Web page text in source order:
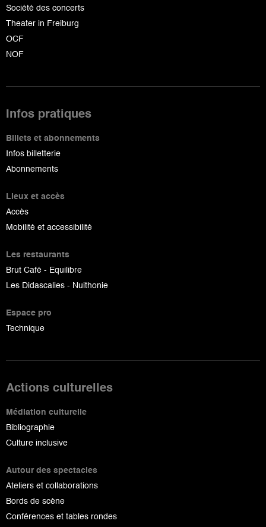
Société des concerts
Theater in Freiburg
OCF
NOF
Infos pratiques
Billets et abonnements
Infos billetterie
Abonnements
Lieux et accès
Accès
Mobilité et accessibilité
Les restaurants
Brut Café - Equilibre
Les Didascalies - Nuithonie
Espace pro
Technique
Actions culturelles
Médiation culturelle
Bibliographie
Culture inclusive
Autour des spectacles
Ateliers et collaborations
Bords de scène
Conférences et tables rondes